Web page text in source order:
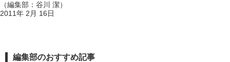
（編集部：谷川 潔）
2011年 2月 16日
編集部のおすすめ記事